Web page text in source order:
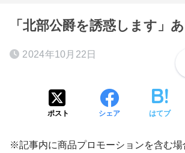
「北部公爵を誘惑します」
2024年10月22日
ポスト シェア はてブ
※記事内に商品プロモーションを含む場